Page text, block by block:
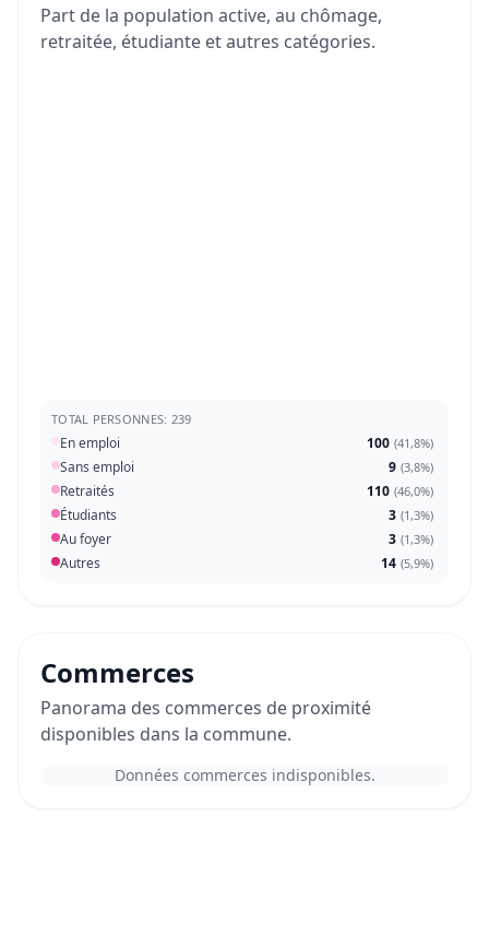
Part de la population active, au chômage,
retraitée, étudiante et autres catégories.
TOTAL PERSONNES: 239
En emploi 100 (41,8%)
Sans emploi 9 (3,8%)
Retraités 110 (46,0%)
Étudiants 3 (1,3%)
Au foyer 3 (1,3%)
Autres 14 (5,9%)
Commerces
Panorama des commerces de proximité
disponibles dans la commune.
Données commerces indisponibles.